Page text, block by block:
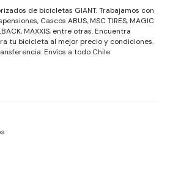
de bicicletas GIANT. Trabajamos con
Cascos ABUS, MSC TIRES, MAGIC
MAXXIS, entre otras. Encuentra
tu bicicleta al mejor precio y condiciones.
Envíos a todo Chile.